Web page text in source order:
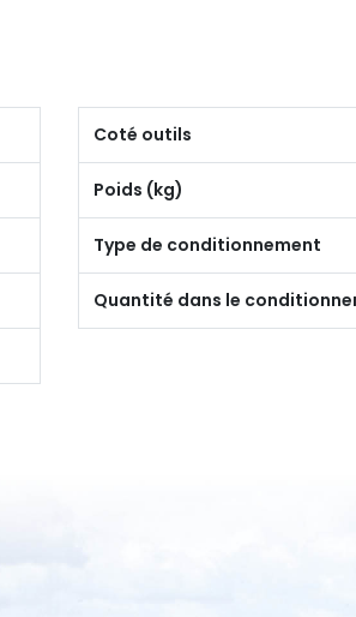
Coté outils
Poids (kg)
Type de conditionnement
Quantité dans le